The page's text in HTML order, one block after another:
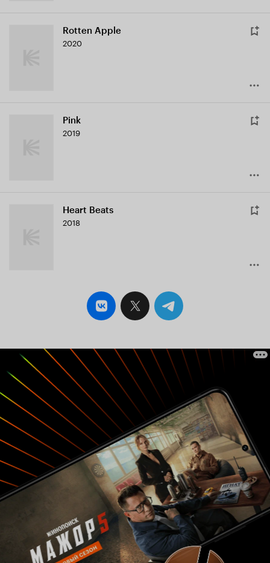
Rotten Apple
2020
Pink
2019
Heart Beats
2018